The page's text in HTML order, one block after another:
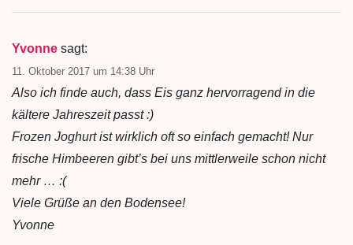
Yvonne sagt:
11. Oktober 2017 um 14:38 Uhr
Also ich finde auch, dass Eis ganz hervorragend in die
kältere Jahreszeit passt :)
Frozen Joghurt ist wirklich oft so einfach gemacht! Nur
frische Himbeeren gibt’s bei uns mittlerweile schon nicht
mehr … :(
Viele Grüße an den Bodensee!
Yvonne